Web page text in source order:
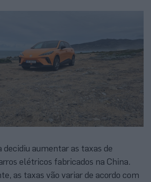
decidiu aumentar as taxas de
elétricos fabricados na China.
as taxas vão variar de acordo com